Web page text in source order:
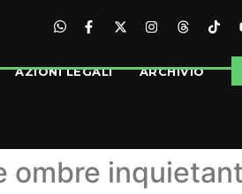
AZIONI LEGALI ARCHIVIO